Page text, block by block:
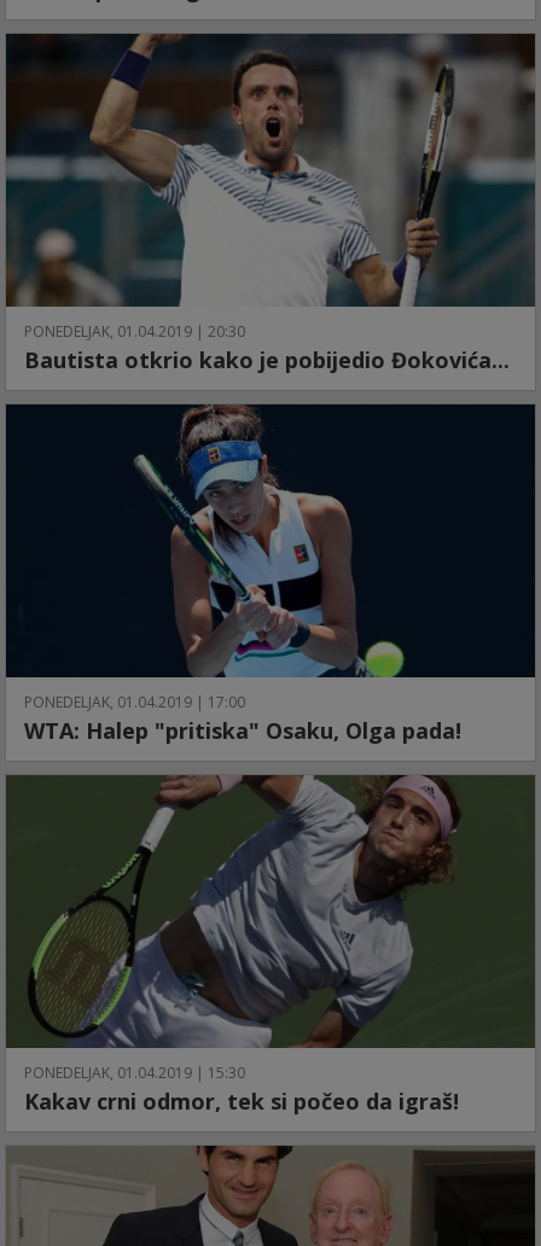
PONEDELJAK, 01.04.2019 | 20:30
Bautista otkrio kako je pobijedio Đokovića...
PONEDELJAK, 01.04.2019 | 17:00
WTA: Halep "pritiska" Osaku, Olga pada!
PONEDELJAK, 01.04.2019 | 15:30
Kakav crni odmor, tek si počeo da igraš!